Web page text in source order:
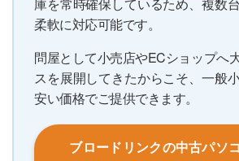
柔軟に対応可能です。
問屋として小売店やECショップへ
スを展開してきたからこそ、一般
安い価格でご提供できます。
ブロードリンクの中古パソ